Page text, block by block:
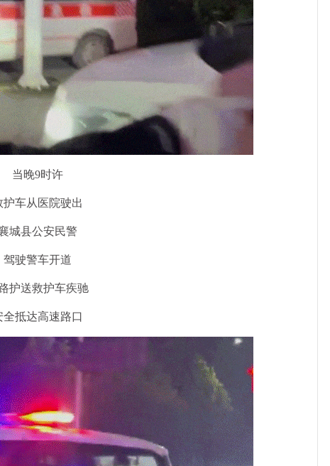
当晚9时许
护车从医院驶出
城县公安民警
驾驶警车开道
护送救护车疾驰
全抵达高速路口